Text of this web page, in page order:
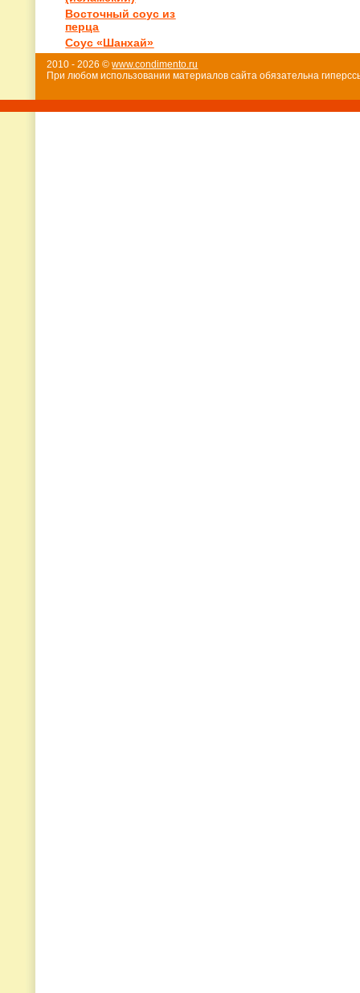
Восточный соус из
перца
Соус «Шанхай»
2010 - 2026 ©www.condimento.ru
При любом использовании материалов сайта обязательна